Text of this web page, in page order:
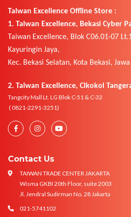
Taiwan Excellence Offline Store :
1. Taiwan Excellence, Bekasi Cyber
Taiwan Excellence, Blok C06.01-07
Kayuringin Jaya,
Kec. Bekasi Selatan, Kota Bekasi,
2. Taiwan Excellence, Cikokol
Tangcity Mall Lt. LG Blok C-51 & C-32
( 0821-2291-3251)
Contact Us
TAIWAN TRADE CENTER JAKARTA
Wisma GKBI 20th Floor, suite 2003
Jl. Jendral Sudirman No. 28 Jakarta
021-5741102